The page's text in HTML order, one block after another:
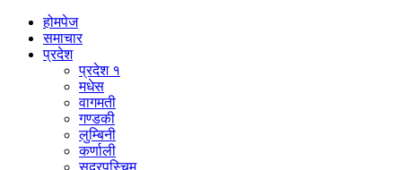
होमपेज
समाचार
प्रदेश
प्रदेश १
मधेस
वागमती
गण्डकी
लुम्बिनी
कर्णाली